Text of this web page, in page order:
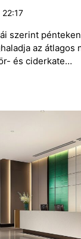
szerint
az átlagos
és ciderkate…